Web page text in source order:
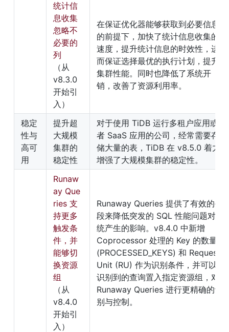
统计信
息收集
忽略不
必要的
列
（从
v8.3.0
开始引
入）
在保证优化器能够获取到必要信息
的前提下，加快了统计信息收集的
速度，提升统计信息的时效性，进
而保证选择最优的执行计划，提升
集群性能。同时也降低了系统开
销，改善了资源利用率。
稳定
性与
高可
用
提升超
大规模
集群的
稳定性
对于使用 TiDB 运行多租户应用或
者 SaaS 应用的公司，经常需要存
储大量的表，TiDB 在 v8.5.0 着力
增强了大规模集群的稳定性。
Runaw
ay Que
ries 支
持更多
触发条
件，并
能够切
换资源
组
（从
v8.4.0
开始引
入）
Runaway Queries 提供了有效的手
段来降低突发的 SQL 性能问题对系
统产生的影响。v8.4.0 中新增
Coprocessor 处理的 Key 的数量
(PROCESSED_KEYS) 和 Request
Unit (RU) 作为识别条件，并可以将
识别到的查询置入指定资源组，对
Runaway Queries 进行更精确的识
别与控制。